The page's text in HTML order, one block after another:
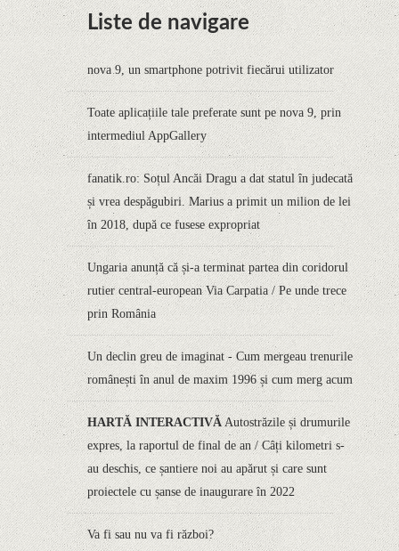
Liste de navigare
nova 9, un smartphone potrivit fiecărui utilizator
Toate aplicațiile tale preferate sunt pe nova 9, prin
intermediul AppGallery
fanatik.ro: Soțul Ancăi Dragu a dat statul în judecată
și vrea despăgubiri. Marius a primit un milion de lei
în 2018, după ce fusese expropriat
Ungaria anunță că și-a terminat partea din coridorul
rutier central-european Via Carpatia / Pe unde trece
prin România
Un declin greu de imaginat - Cum mergeau trenurile
românești în anul de maxim 1996 și cum merg acum
HARTĂ INTERACTIVĂAutostrăzile și drumurile
expres, la raportul de final de an / Câți kilometri s-
au deschis, ce șantiere noi au apărut și care sunt
proiectele cu șanse de inaugurare în 2022
Va fi sau nu va fi război?